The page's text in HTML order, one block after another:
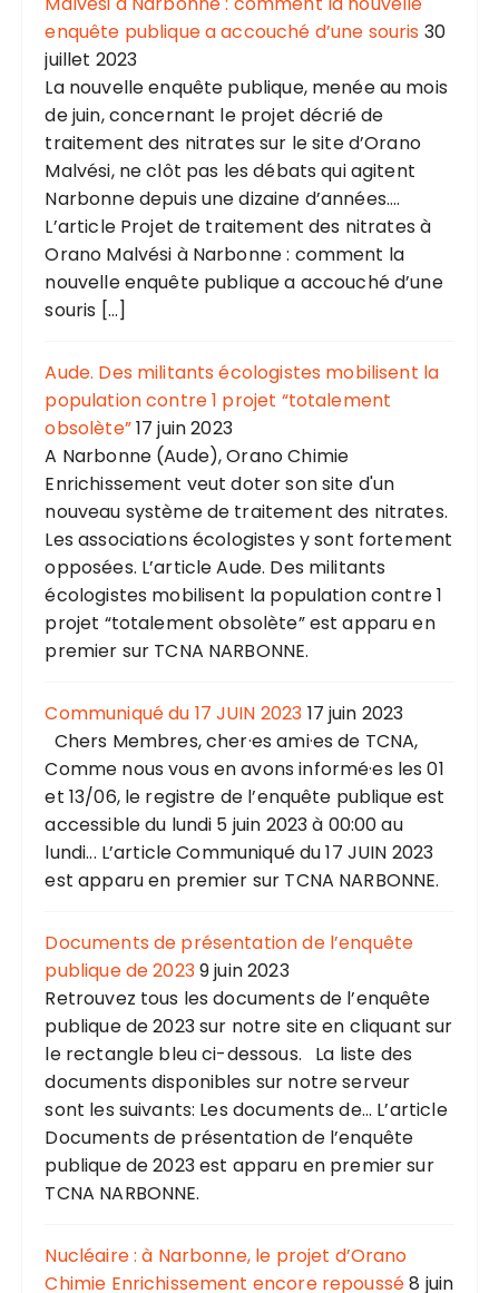
enquête publique a accouché d’une souris 30
juillet 2023
La nouvelle enquête publique, menée au mois
de juin, concernant le projet décrié de
traitement des nitrates sur le site d’Orano
Malvési, ne clôt pas les débats qui agitent
Narbonne depuis une dizaine d’années....
L’article Projet de traitement des nitrates à
Orano Malvési à Narbonne : comment la
nouvelle enquête publique a accouché d’une
souris […]
Aude. Des militants écologistes mobilisent la
population contre 1 projet “totalement
obsolète”17 juin 2023
A Narbonne (Aude), Orano Chimie
Enrichissement veut doter son site d'un
nouveau système de traitement des nitrates.
Les associations écologistes y sont fortement
opposées. L’article Aude. Des militants
écologistes mobilisent la population contre 1
projet “totalement obsolète” est apparu en
premier sur TCNA NARBONNE.
Communiqué du 17 JUIN 2023 17 juin 2023
Chers Membres, cher·es ami·es de TCNA,
Comme nous vous en avons informé·es les 01
et 13/06, le registre de l’enquête publique est
accessible du lundi 5 juin 2023 à 00:00 au
lundi... L’article Communiqué du 17 JUIN 2023
est apparu en premier sur TCNA NARBONNE.
Documents de présentation de l’enquête
publique de 20239 juin 2023
Retrouvez tous les documents de l’enquête
publique de 2023 sur notre site en cliquant sur
le rectangle bleu ci-dessous. La liste des
documents disponibles sur notre serveur
sont les suivants: Les documents de... L’article
Documents de présentation de l’enquête
publique de 2023 est apparu en premier sur
TCNA NARBONNE.
Nucléaire : à Narbonne, le projet d’Orano
Chimie Enrichissement encore repoussé8 juin